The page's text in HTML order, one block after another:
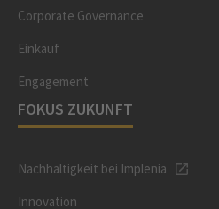
Corporate Governance
Einkauf
Engagement
FOKUS ZUKUNFT
Nachhaltigkeit bei Implenia
Innovation